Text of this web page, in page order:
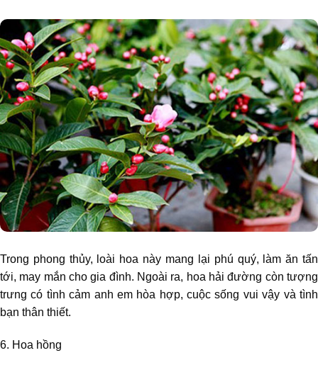
Trong phong thủy, loài hoa này mang lại phú quý, làm ăn tấn
tới, may mắn cho gia đình. Ngoài ra, hoa hải đường còn tượng
trưng có tình cảm anh em hòa hợp, cuộc sống vui vậy và tình
bạn thân thiết.
6. Hoa hồng